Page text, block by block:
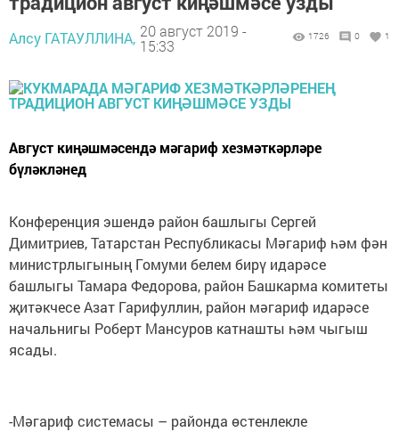
Алсу ГАТАУЛЛИНА, 20 август 2019 -
15:33
1726 0 1
Август киңәшмәсендә мәгариф хезмәткәрләре
бүләкләнед
Конференция эшендә район башлыгы Сергей
Димитриев, Татарстан Республикасы Мәгариф һәм фән
министрлыгының Гомуми белем бирү идарәсе
башлыгы Тамара Федорова, район Башкарма комитеты
җитәкчесе Азат Гарифуллин, район мәгариф идарәсе
начальнигы Роберт Мансуров катнашты һәм чыгыш
ясады.
-Мәгариф системасы – районда өстенлекле